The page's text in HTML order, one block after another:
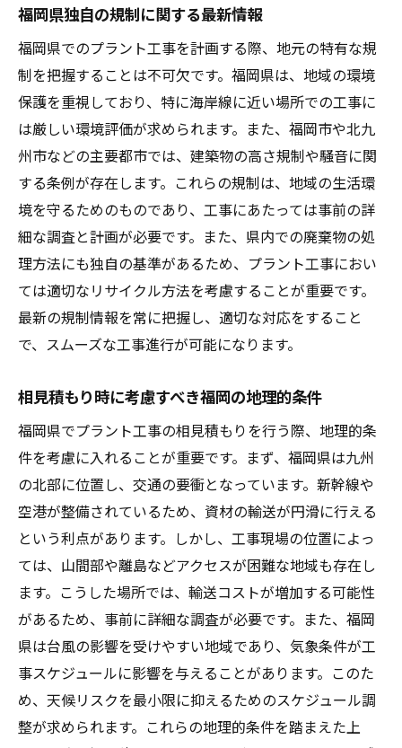
福岡県独自の規制に関する最新情報
福岡県でのプラント工事を計画する際、地元の特有な規
制を把握することは不可欠です。福岡県は、地域の環境
保護を重視しており、特に海岸線に近い場所での工事に
は厳しい環境評価が求められます。また、福岡市や北九
州市などの主要都市では、建築物の高さ規制や騒音に関
する条例が存在します。これらの規制は、地域の生活環
境を守るためのものであり、工事にあたっては事前の詳
細な調査と計画が必要です。また、県内での廃棄物の処
理方法にも独自の基準があるため、プラント工事におい
ては適切なリサイクル方法を考慮することが重要です。
最新の規制情報を常に把握し、適切な対応をすること
で、スムーズな工事進行が可能になります。
相見積もり時に考慮すべき福岡の地理的条件
福岡県でプラント工事の相見積もりを行う際、地理的条
件を考慮に入れることが重要です。まず、福岡県は九州
の北部に位置し、交通の要衝となっています。新幹線や
空港が整備されているため、資材の輸送が円滑に行える
という利点があります。しかし、工事現場の位置によっ
ては、山間部や離島などアクセスが困難な地域も存在し
ます。こうした場所では、輸送コストが増加する可能性
があるため、事前に詳細な調査が必要です。また、福岡
県は台風の影響を受けやすい地域であり、気象条件が工
事スケジュールに影響を与えることがあります。このた
め、天候リスクを最小限に抑えるためのスケジュール調
整が求められます。これらの地理的条件を踏まえた上